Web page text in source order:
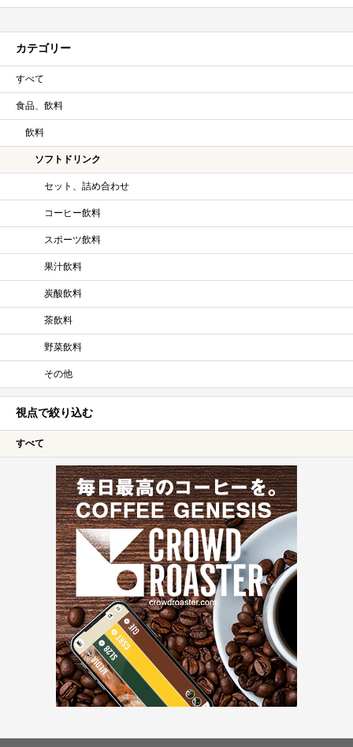
カテゴリー
すべて
食品、飲料
飲料
ソフトドリンク
セット、詰め合わせ
コーヒー飲料
スポーツ飲料
果汁飲料
炭酸飲料
茶飲料
野菜飲料
その他
視点で絞り込む
すべて